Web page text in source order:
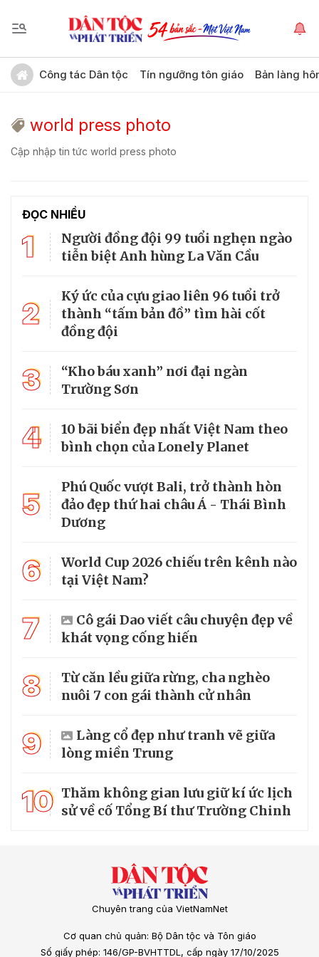
Công tác Dân tộc Tín ngưỡng tôn giáo Bản làng
world press photo
Cập nhập tin tức world press photo
ĐỌC NHIỀU
1
Người đồng đội 99 tuổi nghẹn ngào
tiễn biệt Anh hùng La Văn Cầu
2
Ký ức của cựu giao liên 96 tuổi trở
thành “tấm bản đồ” tìm hài cốt
đồng đội
3
“Kho báu xanh” nơi đại ngàn
Trường Sơn
4
10 bãi biển đẹp nhất Việt Nam theo
bình chọn của Lonely Planet
5
Phú Quốc vượt Bali, trở thành hòn
đảo đẹp thứ hai châu Á - Thái Bình
Dương
6
World Cup 2026 chiếu trên kênh nào
tại Việt Nam?
7
Cô gái Dao viết câu chuyện đẹp về
khát vọng cống hiến
8
Từ căn lều giữa rừng, cha nghèo
nuôi 7 con gái thành cử nhân
9
Làng cổ đẹp như tranh vẽ giữa
lòng miền Trung
10 Thăm không gian lưu giữ kí ức lịch
sử về cố Tổng Bí thư Trường Chinh
Chuyên trang của VietNamNet
Cơ quan chủ quản: Bộ Dân tộc và Tôn giáo
Số giấy phép: 146/GP-BVHTTDL, cấp ngày 17/10/2025